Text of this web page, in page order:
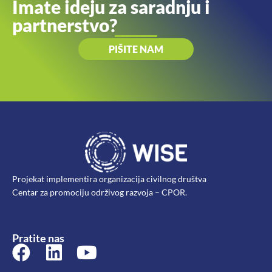
Imate ideju za saradnju i
partnerstvo?
PIŠITE NAM
Projekat implementira organizacija civilnog društva
Centar za promociju održivog razvoja – CPOR.
Pratite nas